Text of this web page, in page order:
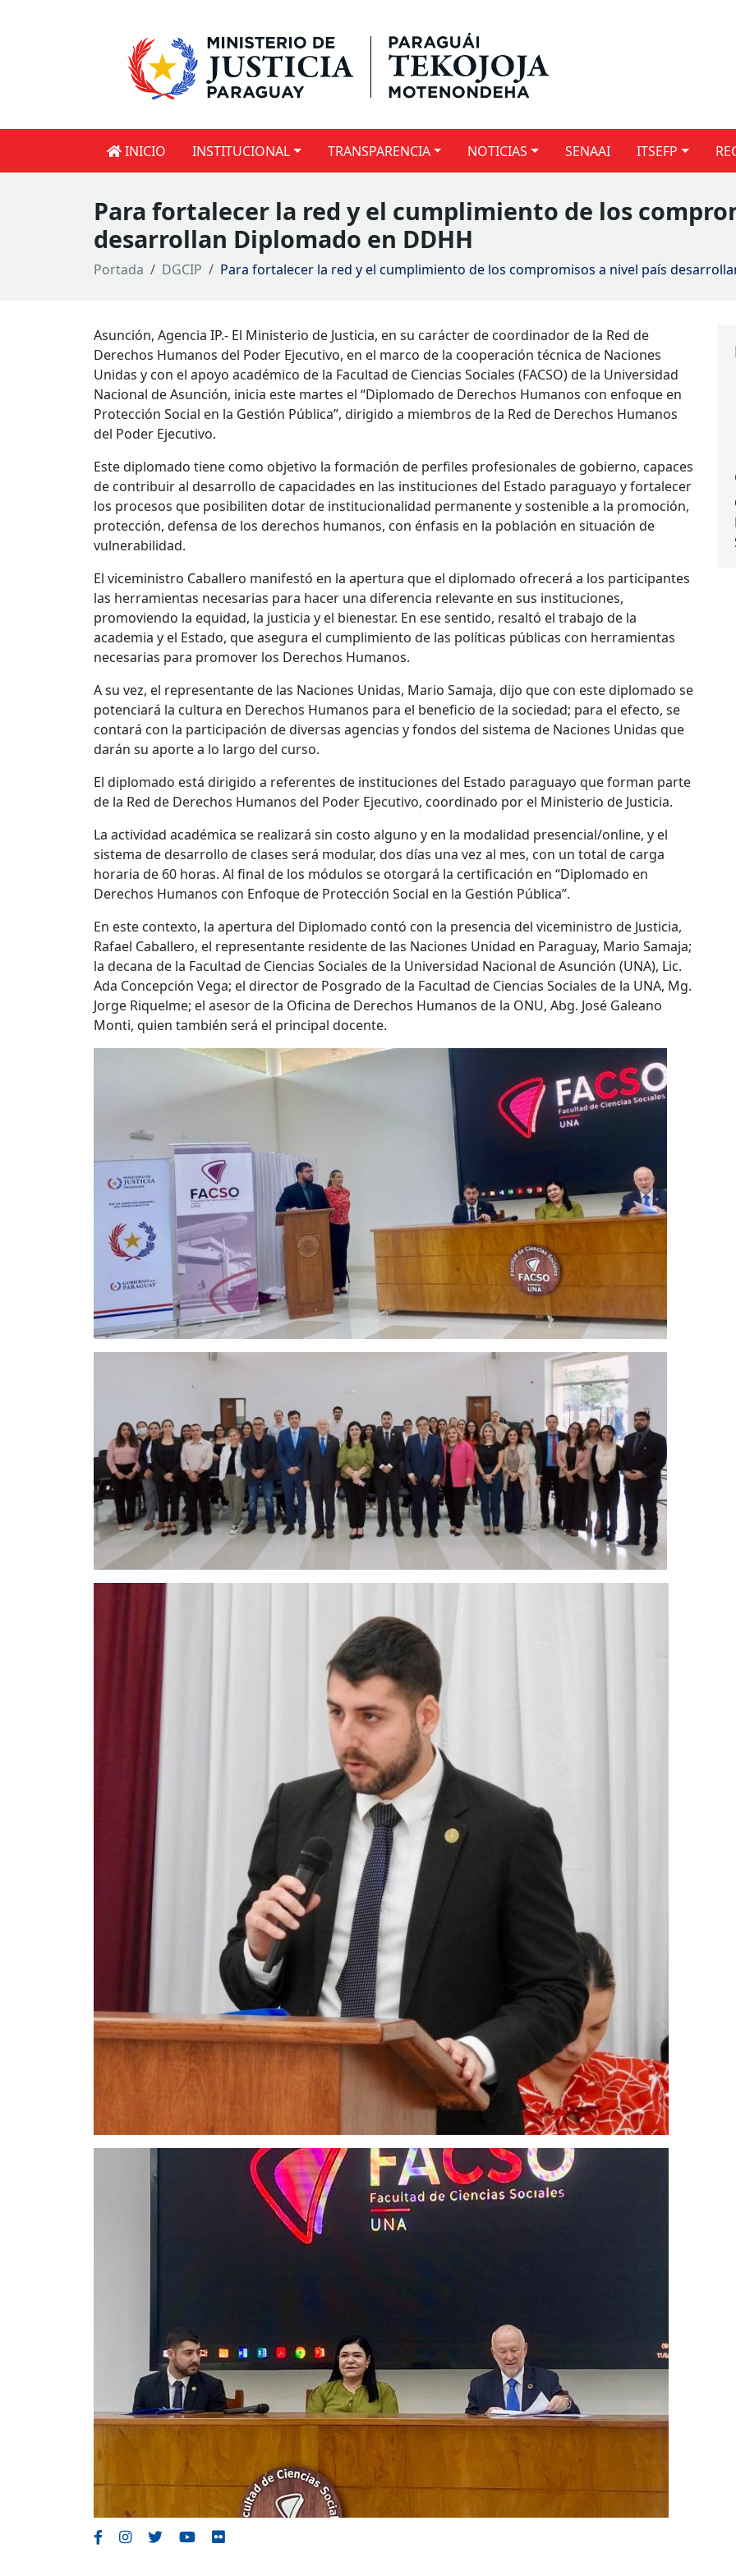
INICIO INSTITUCIONAL TRANSPARENCIA NOTICIAS SENAAI ITSEFP
Para fortalecer la red y el cumplimiento de los
desarrollan Diplomado en DDHH
Portada DGCIP Para fortalecer la red y el cumplimiento de los compromisos a nivel país
Asunción, Agencia IP.- El Ministerio de Justicia, en su carácter de coordinador de la Red de
Derechos Humanos del Poder Ejecutivo, en el marco de la cooperación técnica de Naciones
Unidas y con el apoyo académico de la Facultad de Ciencias Sociales (FACSO) de la Universidad
Nacional de Asunción, inicia este martes el “Diplomado de Derechos Humanos con enfoque en
Protección Social en la Gestión Pública”, dirigido a miembros de la Red de Derechos Humanos
del Poder Ejecutivo.
Este diplomado tiene como objetivo la formación de perfiles profesionales de gobierno, capaces
de contribuir al desarrollo de capacidades en las instituciones del Estado paraguayo y fortalecer
los procesos que posibiliten dotar de institucionalidad permanente y sostenible a la promoción,
protección, defensa de los derechos humanos, con énfasis en la población en situación de
vulnerabilidad.
El viceministro Caballero manifestó en la apertura que el diplomado ofrecerá a los participantes
las herramientas necesarias para hacer una diferencia relevante en sus instituciones,
promoviendo la equidad, la justicia y el bienestar. En ese sentido, resaltó el trabajo de la
academia y el Estado, que asegura el cumplimiento de las políticas públicas con herramientas
necesarias para promover los Derechos Humanos.
A su vez, el representante de las Naciones Unidas, Mario Samaja, dijo que con este diplomado se
potenciará la cultura en Derechos Humanos para el beneficio de la sociedad; para el efecto, se
contará con la participación de diversas agencias y fondos del sistema de Naciones Unidas que
darán su aporte a lo largo del curso.
El diplomado está dirigido a referentes de instituciones del Estado paraguayo que forman parte
de la Red de Derechos Humanos del Poder Ejecutivo, coordinado por el Ministerio de Justicia.
La actividad académica se realizará sin costo alguno y en la modalidad presencial/online, y el
sistema de desarrollo de clases será modular, dos días una vez al mes, con un total de carga
horaria de 60 horas. Al final de los módulos se otorgará la certificación en “Diplomado en
Derechos Humanos con Enfoque de Protección Social en la Gestión Pública”.
En este contexto, la apertura del Diplomado contó con la presencia del viceministro de Justicia,
Rafael Caballero, el representante residente de las Naciones Unidad en Paraguay, Mario Samaja;
la decana de la Facultad de Ciencias Sociales de la Universidad Nacional de Asunción (UNA), Lic.
Ada Concepción Vega; el director de Posgrado de la Facultad de Ciencias Sociales de la UNA, Mg.
Jorge Riquelme; el asesor de la Oficina de Derechos Humanos de la ONU, Abg. José Galeano
Monti, quien también será el principal docente.